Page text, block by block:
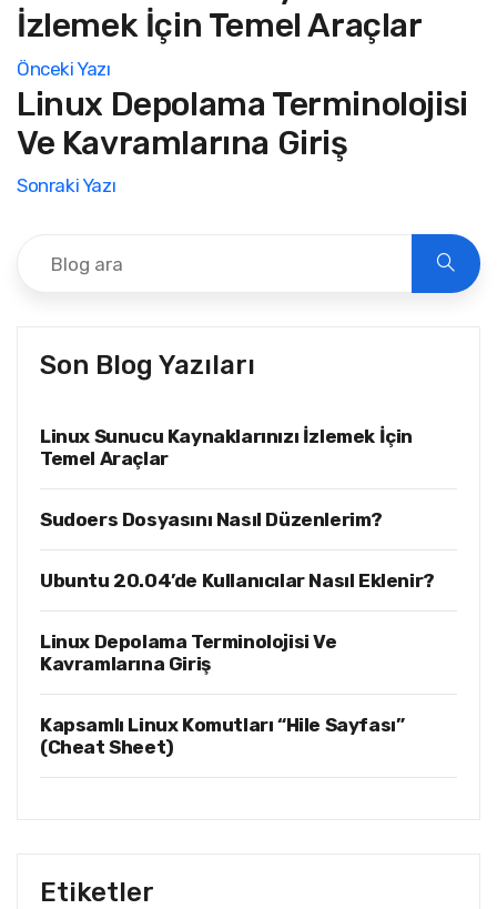
İzlemek İçin Temel Araçlar
Önceki Yazı
Linux Depolama Terminolojisi
Ve Kavramlarına Giriş
Sonraki Yazı
Son Blog Yazıları
Linux Sunucu Kaynaklarınızı İzlemek İçin
Temel Araçlar
Sudoers Dosyasını Nasıl Düzenlerim?
Ubuntu 20.04’de Kullanıcılar Nasıl Eklenir?
Linux Depolama Terminolojisi Ve
Kavramlarına Giriş
Kapsamlı Linux Komutları “Hile Sayfası”
(Cheat Sheet)
Etiketler